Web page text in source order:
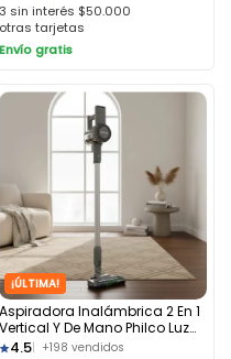
3 sin interés $50.000
otras tarjetas
Envío gratis
¡ÚLTIMA!
Aspiradora Inalámbrica 2 En 1
Vertical Y De Mano Philco Luz
Verde Ultra Liviana 130w Gris
4.5 +198 vendidos